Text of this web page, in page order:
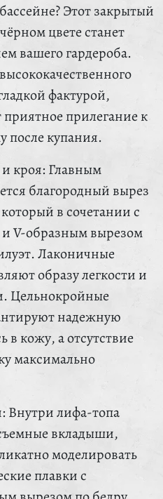
Этот закрытый
цвете станет
вашего гардероба.
фактурой,
прилегание к
после купания.
кроя: Главным
благородный вырез
в сочетании с
V-образным вырезом
Лаконичные
образу легкости и
Цельнокройные
надежную
в кожу, а отсутствие
максимально
Внутри лифа-топа
вкладыши,
моделировать
плавки с